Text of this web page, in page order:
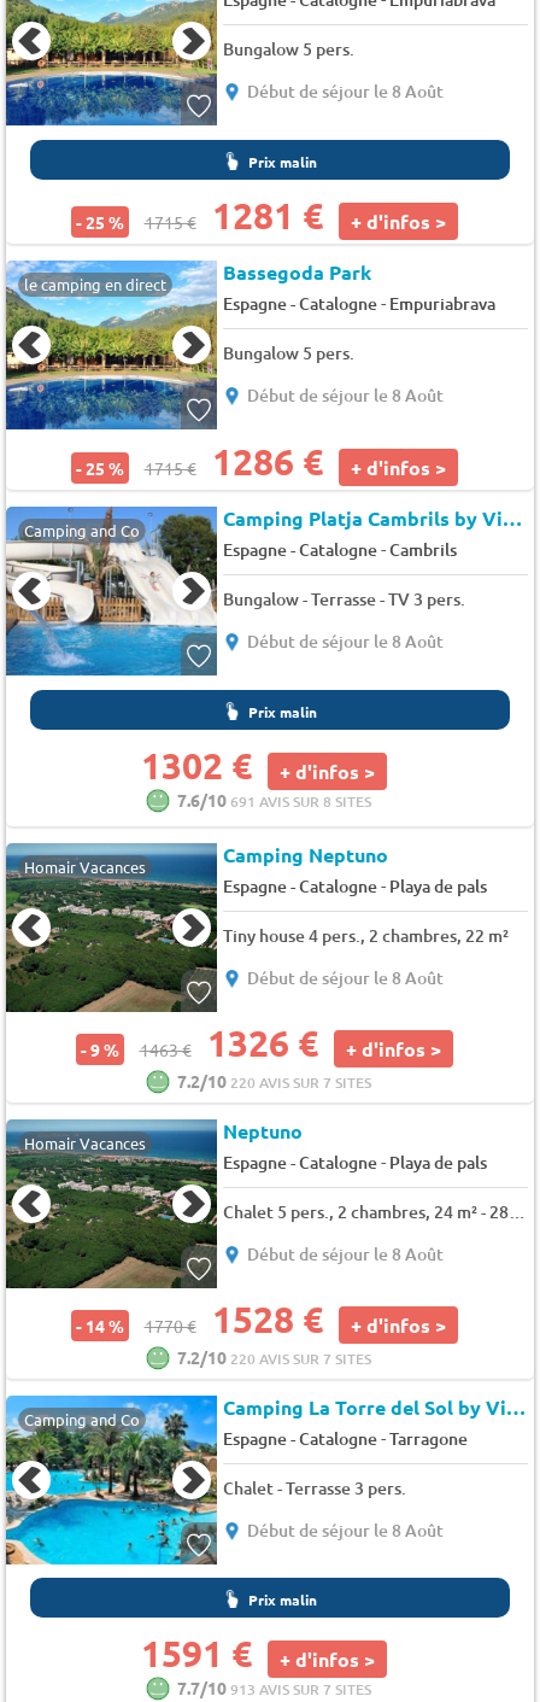
Bungalow 5 pers.
Début de séjour le 8 Août
Prix malin
- 25 % 1715 € 1281 € + d'infos >
le camping en direct Bassegoda Park
Espagne - Catalogne- Empuriabrava
Bungalow 5 pers.
Début de séjour le 8 Août
- 25 % 1715 € 1286 € + d'infos >
Camping and Co Camping Platja Cambrils by Viajes Velero
Espagne - Catalogne-Cambrils
Bungalow - Terrasse - TV 3 pers.
Début de séjour le 8 Août
Prix malin
1302 € + d'infos >
7.6/10691 AVIS SUR 8 SITES
Homair Vacances Camping Neptuno
Espagne - Catalogne- Playa de pals
Tiny house 4 pers., 2 chambres, 22 m²
Début de séjour le 8 Août
- 9 % 1463 € 1326 € + d'infos >
7.2/10 220 AVIS SUR 7 SITES
Homair Vacances Neptuno
Espagne - Catalogne- Playa de pals
Début de séjour le 8 Août
- 14 % 1770 € 1528 € + d'infos >
7.2/10 220 AVIS SUR 7 SITES
Camping and Co Camping La Torre del Sol by Viajes Velero
Espagne - Catalogne-Tarragone
Chalet - Terrasse 3 pers.
Début de séjour le 8 Août
Prix malin
1591 € + d'infos >
7.7/10913 AVIS SUR 7 SITES